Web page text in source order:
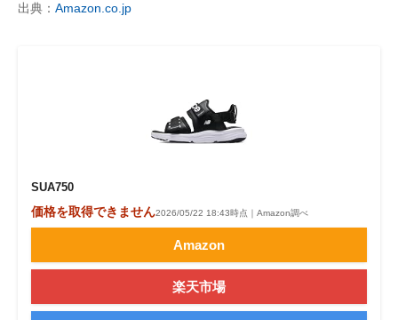
出典： Amazon.co.jp
SUA750
価格を取得できません2026/05/22 18:43時点｜Amazon調べ
Amazon
楽天市場